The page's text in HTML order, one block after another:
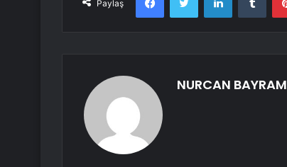
Paylaş
NURCAN BAYRAM